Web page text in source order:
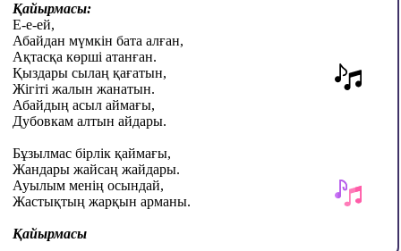
Қайырмасы:
Е-е-ей,
Абайдан мүмкін бата алған,
Ақтасқа көрші атанған.
Қыздары сылаң қағатын,
Жігіті жалын жанатын.
Абайдың асыл аймағы,
Дубовкам алтын айдары.
Бұзылмас бірлік қаймағы,
Жандары жайсаң жайдары.
Ауылым менің осындай,
Жастықтың жарқын арманы.
Қайырмасы